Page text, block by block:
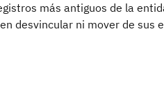
más antiguos de la
desvincular ni mover de sus